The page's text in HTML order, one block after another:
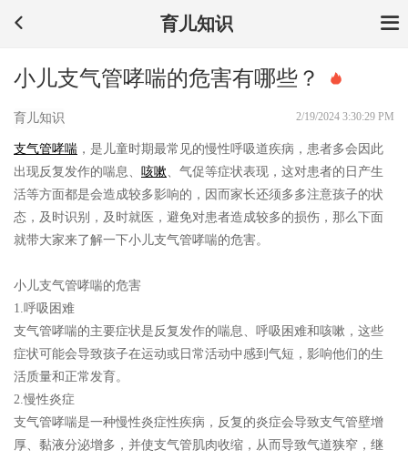
育儿知识
小儿支气管哮喘的危害有哪些？
育儿知识 2/19/2024 3:30:29 PM
支气管哮喘 ，是儿童时期最常见的慢性呼吸道疾病，患者多会因此
出现反复发作的喘息、 咳嗽、气促等症状表现，这对患者的日产生
活等方面都是会造成较多影响的，因而家长还须多多注意孩子的状
态，及时识别，及时就医，避免对患者造成较多的损伤，那么下面
就带大家来了解一下小儿支气管哮喘的危害。
小儿支气管哮喘的危害
1.呼吸困难
支气管哮喘的主要症状是反复发作的喘息、呼吸困难和咳嗽，这些
症状可能会导致孩子在运动或日常活动中感到气短，影响他们的生
活质量和正常发育。
2.慢性炎症
支气管哮喘是一种慢性炎症性疾病，反复的炎症会导致支气管壁增
厚、黏液分泌增多，并使支气管肌肉收缩，从而导致气道狭窄，继